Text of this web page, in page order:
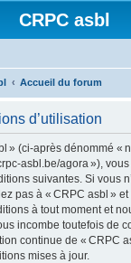
CRPC asbl
Accueil du forum
d’utilisation
» (ci-après dénommé «
asbl.be/agora »), vous
suivantes. Si vous
pas à « CRPC asbl »
à tout moment et
incombe toutefois de
continue de « CRPC
mises à jour.